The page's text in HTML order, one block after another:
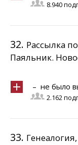
8.940
32. Рассылка
Паяльник.
– не было
2.162
33.